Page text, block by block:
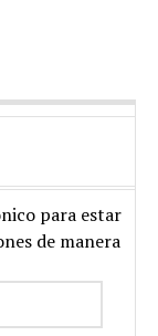
para estar
de manera